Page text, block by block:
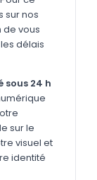
sur nos
vous
délais
sous 24 h
sur le
visuel et
identité